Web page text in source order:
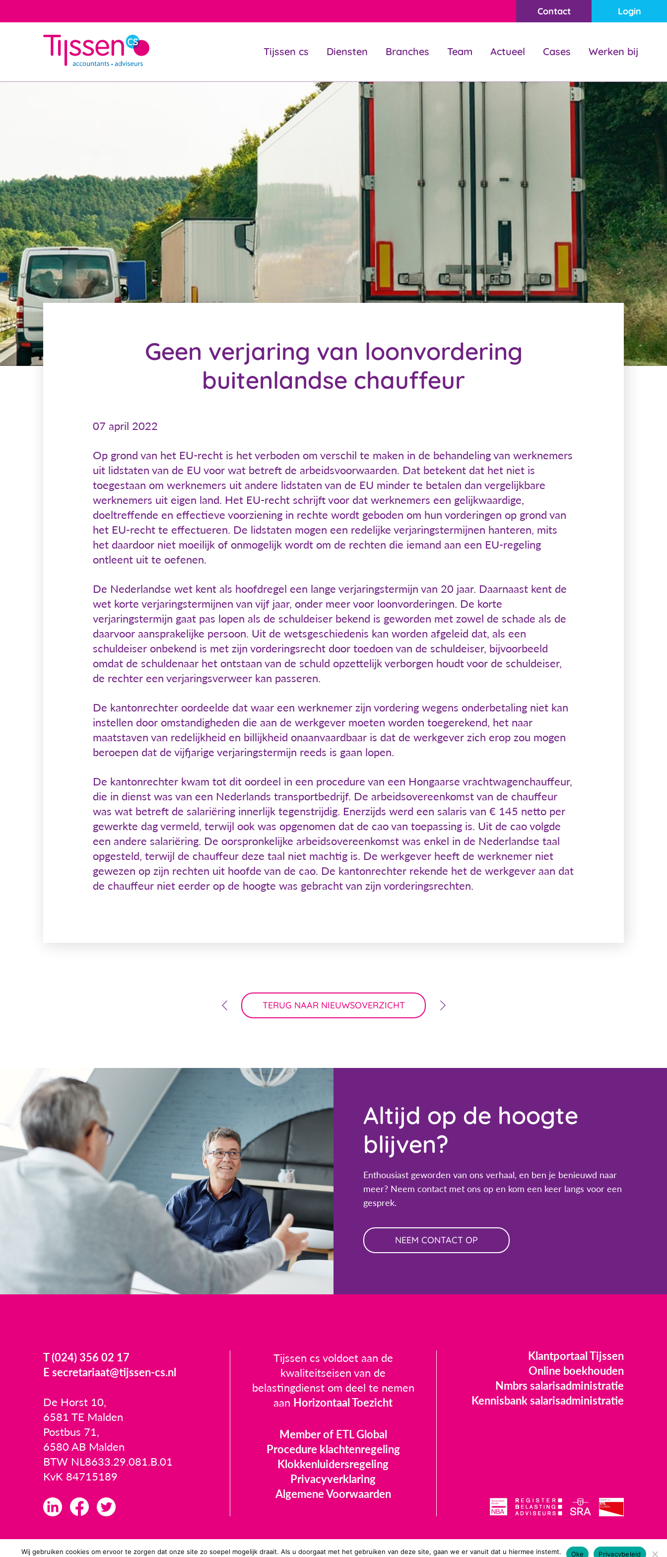
Contact Login
Tijssen cs Diensten Branches Team Actueel Cases Werken bij
Geen verjaring van loonvordering
buitenlandse chauffeur
07 april 2022
Op grond van het EU-recht is het verboden om verschil te maken in de behandeling van werknemers
uit lidstaten van de EU voor wat betreft de arbeidsvoorwaarden. Dat betekent dat het niet is
toegestaan om werknemers uit andere lidstaten van de EU minder te betalen dan vergelijkbare
werknemers uit eigen land. Het EU-recht schrijft voor dat werknemers een gelijkwaardige,
doeltreffende en effectieve voorziening in rechte wordt geboden om hun vorderingen op grond van
het EU-recht te effectueren. De lidstaten mogen een redelijke verjaringstermijnen hanteren, mits
het daardoor niet moeilijk of onmogelijk wordt om de rechten die iemand aan een EU-regeling
ontleent uit te oefenen.
De Nederlandse wet kent als hoofdregel een lange verjaringstermijn van 20 jaar. Daarnaast kent de
wet korte verjaringstermijnen van vijf jaar, onder meer voor loonvorderingen. De korte
verjaringstermijn gaat pas lopen als de schuldeiser bekend is geworden met zowel de schade als de
daarvoor aansprakelijke persoon. Uit de wetsgeschiedenis kan worden afgeleid dat, als een
schuldeiser onbekend is met zijn vorderingsrecht door toedoen van de schuldeiser, bijvoorbeeld
omdat de schuldenaar het ontstaan van de schuld opzettelijk verborgen houdt voor de schuldeiser,
de rechter een verjaringsverweer kan passeren.
De kantonrechter oordeelde dat waar een werknemer zijn vordering wegens onderbetaling niet kan
instellen door omstandigheden die aan de werkgever moeten worden toegerekend, het naar
maatstaven van redelijkheid en billijkheid onaanvaardbaar is dat de werkgever zich erop zou mogen
beroepen dat de vijfjarige verjaringstermijn reeds is gaan lopen.
De kantonrechter kwam tot dit oordeel in een procedure van een Hongaarse vrachtwagenchauffeur,
die in dienst was van een Nederlands transportbedrijf. De arbeidsovereenkomst van de chauffeur
was wat betreft de salariëring innerlijk tegenstrijdig. Enerzijds werd een salaris van € 145 netto per
gewerkte dag vermeld, terwijl ook was opgenomen dat de cao van toepassing is. Uit de cao volgde
een andere salariëring. De oorspronkelijke arbeidsovereenkomst was enkel in de Nederlandse taal
opgesteld, terwijl de chauffeur deze taal niet machtig is. De werkgever heeft de werknemer niet
gewezen op zijn rechten uit hoofde van de cao. De kantonrechter rekende het de werkgever aan dat
de chauffeur niet eerder op de hoogte was gebracht van zijn vorderingsrechten.
TERUG NAAR NIEUWSOVERZICHT
Altijd op de hoogte
blijven?
Enthousiast geworden van ons verhaal, en ben je benieuwd naar
meer? Neem contact met ons op en kom een keer langs voor een
gesprek.
NEEM CONTACT OP
T (024) 356 02 17
E secretariaat@tijssen-cs.nl
De Horst 10,
6581 TE Malden
Postbus 71,
6580 AB Malden
BTW NL8633.29.081.B.01
KvK 84715189
Tijssen cs voldoet aan de
kwaliteitseisen van de
belastingdienst om deel te nemen
aan Horizontaal Toezicht
Member of ETL Global
Procedure klachtenregeling
Klokkenluidersregeling
Privacyverklaring
Algemene Voorwaarden
Klantportaal Tijssen
Online boekhouden
Nmbrs salarisadministratie
Kennisbank salarisadministratie
Wij gebruiken cookies om ervoor te zorgen dat onze site zo soepel mogelijk draait. Als u doorgaat met het gebruiken van deze site, gaan we er vanuit dat u hiermee instemt. Oke Privacybeleid